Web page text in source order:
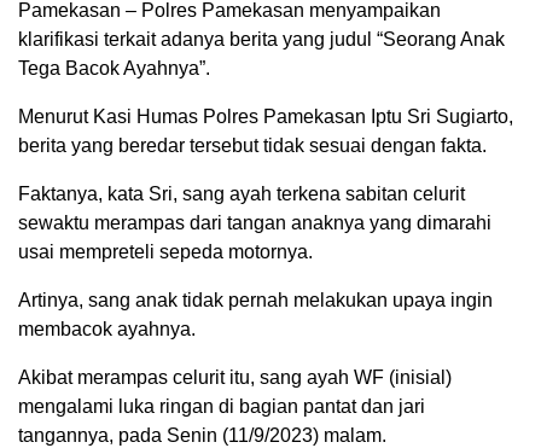
Pamekasan – Polres Pamekasan menyampaikan
klarifikasi terkait adanya berita yang judul “Seorang Anak
Tega Bacok Ayahnya”.
Menurut Kasi Humas Polres Pamekasan Iptu Sri Sugiarto,
berita yang beredar tersebut tidak sesuai dengan fakta.
Faktanya, kata Sri, sang ayah terkena sabitan celurit
sewaktu merampas dari tangan anaknya yang dimarahi
usai mempreteli sepeda motornya.
Artinya, sang anak tidak pernah melakukan upaya ingin
membacok ayahnya.
Akibat merampas celurit itu, sang ayah WF (inisial)
mengalami luka ringan di bagian pantat dan jari
tangannya, pada Senin (11/9/2023) malam.